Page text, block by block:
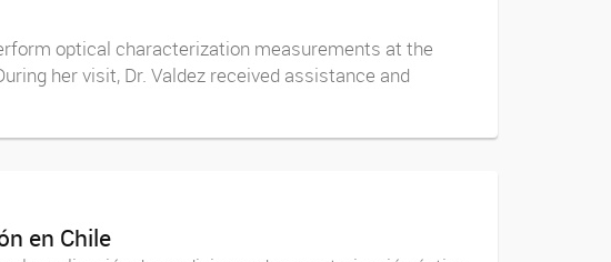
optical characterization measurements at the
her visit, Dr. Valdez received assistance and
en Chile